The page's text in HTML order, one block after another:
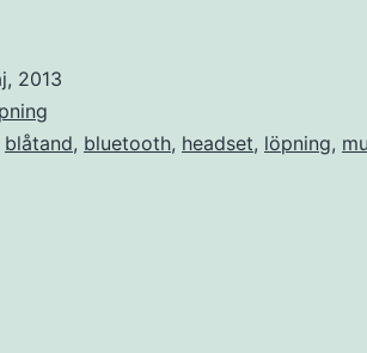
2013
blåtand, bluetooth, headset, löpning,